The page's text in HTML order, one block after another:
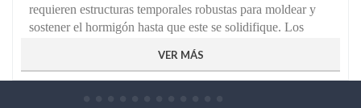
requieren estructuras temporales robustas para moldear y
sostener el hormigón hasta que este se solidifique. Los
su versatilidad, durabilidad y facilidad de montaje,
convirtiéndolos en una opción preferida para proyectos de
VER MÁS